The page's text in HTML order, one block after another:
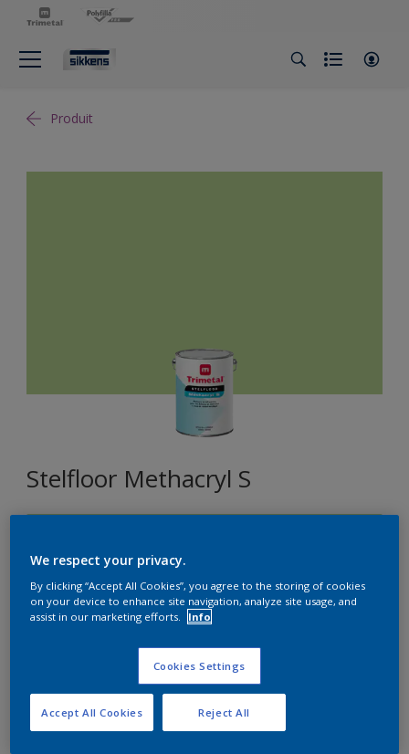
Produit
Stelfloor Methacryl S
Format
Quantité
We respect your privacy.
By clicking “Accept All Cookies”, you agree to the storing of cookies
on your device to enhance site navigation, analyze site usage, and
assist in our marketing efforts.
Info
Cookies Settings
Reject All
Accept All Cookies